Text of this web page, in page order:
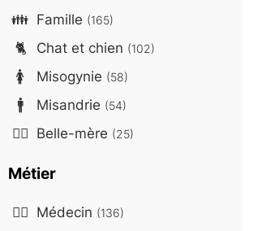
👪 Famille (165)
🐈 Chat et chien (102)
🚺 Misogynie (58)
🚹 Misandrie (54)
🤷‍♀️ Belle-mère (25)
Métier
👨‍⚕️ Médecin (136)